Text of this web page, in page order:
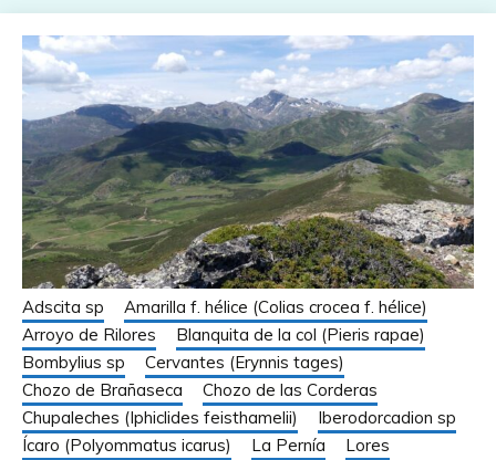
Adscita sp
Amarilla f. hélice (Colias crocea f. hélice)
Arroyo de Rilores
Blanquita de la col (Pieris rapae)
Bombylius sp
Cervantes (Erynnis tages)
Chozo de Brañaseca
Chozo de las Corderas
Chupaleches (Iphiclides feisthamelii)
Iberodorcadion sp
Ícaro (Polyommatus icarus)
La Pernía
Lores